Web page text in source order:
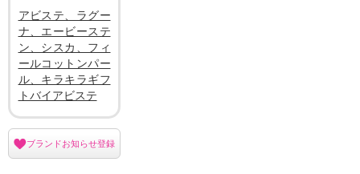
アビステ、ラグー
ナ、エービーステ
ン、シスカ、フィ
ールコットンパー
ル、キラキラギフ
トバイアビステ
ブランドお知らせ登録